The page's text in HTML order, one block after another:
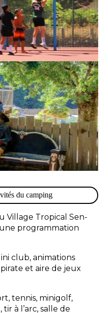
du camping
Village Tropical Sen-
programmation
club, animations
et aire de jeux
tennis, minigolf,
à l’arc, salle de